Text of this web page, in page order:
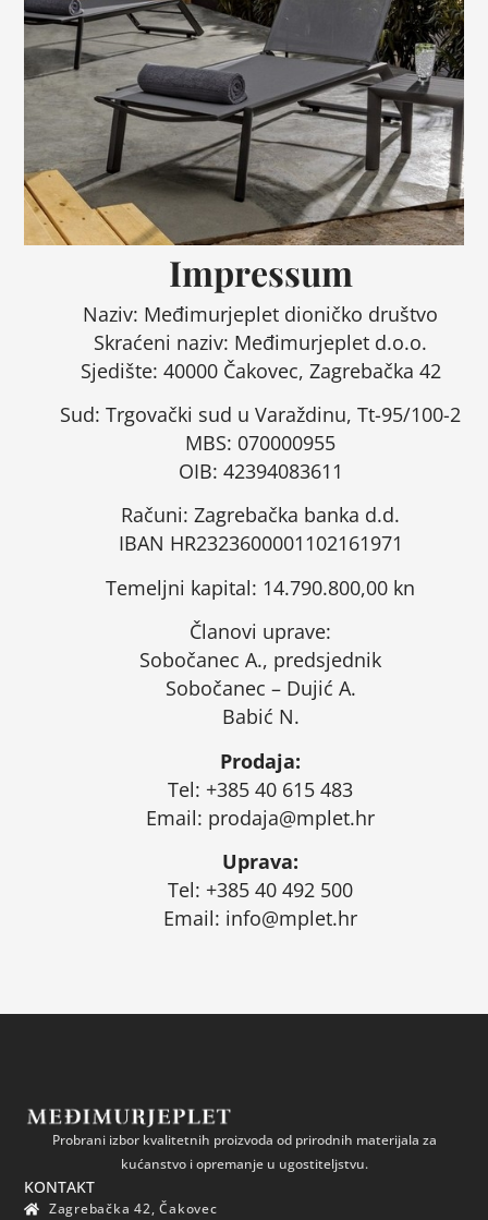
Impressum
Naziv: Međimurjeplet dioničko društvo
Skraćeni naziv: Međimurjeplet d.o.o.
Sjedište: 40000 Čakovec, Zagrebačka 42
Sud: Trgovački sud u Varaždinu, Tt-95/100-2
MBS: 070000955
OIB: 42394083611
Računi: Zagrebačka banka d.d.
IBAN HR2323600001102161971
Temeljni kapital: 14.790.800,00 kn
Članovi uprave:
Sobočanec A., predsjednik
Sobočanec – Dujić A.
Babić N.
Prodaja:
Tel: +385 40 615 483
Email: prodaja@mplet.hr
Uprava:
Tel: +385 40 492 500
Email: info@mplet.hr
Probrani izbor kvalitetnih proizvoda od prirodnih materijala za
kućanstvo i opremanje u ugostiteljstvu.
KONTAKT
Zagrebačka 42, Čakovec